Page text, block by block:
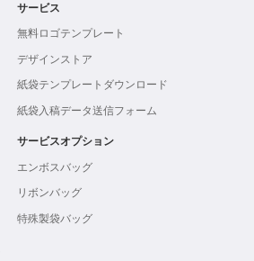
サービス
無料ロゴテンプレート
デザインストア
紙袋テンプレートダウンロード
紙袋入稿データ送信フォーム
サービスオプション
エンボスバッグ
リボンバッグ
特殊製袋バッグ